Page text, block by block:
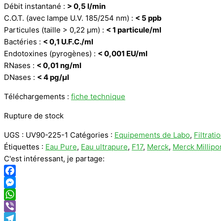
Débit instantané : > 0,5 l/min
C.O.T. (avec lampe U.V. 185/254 nm) : < 5 ppb
Particules (taille > 0,22 μm) : < 1 particule/ml
Bactéries : < 0,1 U.F.C./ml
Endotoxines (pyrogènes) : < 0,001 EU/ml
RNases : < 0,01 ng/ml
DNases : < 4 pg/μl
Téléchargements : fiche technique
Rupture de stock
UGS : UV90-225-1 Catégories : Equipements de Labo,
Étiquettes : Eau Pure, Eau ultrapure, F17, Merck, Merck
C'est intéressant, je partage:
Facebook
Messenger
WhatsApp
Viber